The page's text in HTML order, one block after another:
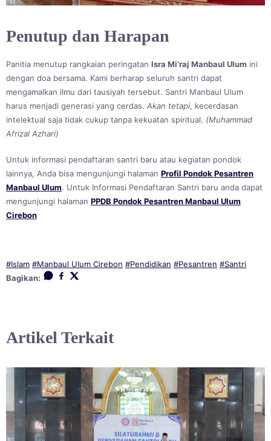
Penutup dan Harapan
Panitia menutup rangkaian peringatan Isra Mi’raj Manbaul Ulum ini
dengan doa bersama. Kami berharap seluruh santri dapat
mengamalkan ilmu dari tausiyah tersebut. Santri Manbaul Ulum
harus menjadi generasi yang cerdas. Akan tetapi, kecerdasan
intelektual saja tidak cukup tanpa kekuatan spiritual. (Muhammad
Afrizal Azhari)
Untuk informasi pendaftaran santri baru atau kegiatan pondok
lainnya, Anda bisa mengunjungi halaman Profil Pondok Pesantren
Manbaul Ulum. Untuk Informasi Pendaftaran Santri baru anda dapat
mengunjungi halaman PPDB Pondok Pesantren Manbaul Ulum
Cirebon
#Islam #Manbaul Ulum Cirebon #Pendidikan #Pesantren #Santri
Bagikan:
Artikel Terkait